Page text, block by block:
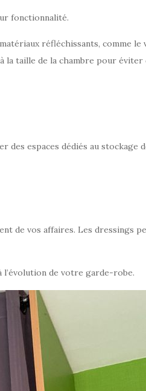
fonctionnalité.
réfléchissants, comme le
la taille de la chambre pour
des espaces dédiés au stockage
de vos affaires. Les dressings
l’évolution de votre garde-robe.